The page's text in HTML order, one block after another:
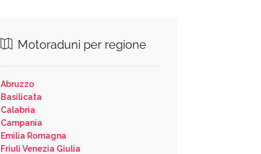
Motoraduni per regione
Abruzzo
Basilicata
Calabria
Campania
Emilia Romagna
Friuli Venezia Giulia